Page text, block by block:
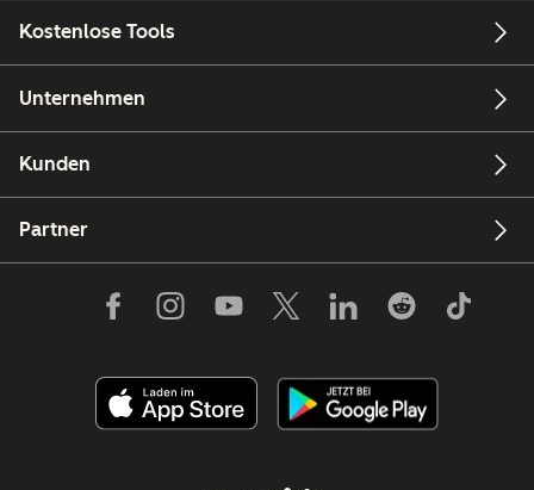
Kostenlose Tools
Unternehmen
Kunden
Partner